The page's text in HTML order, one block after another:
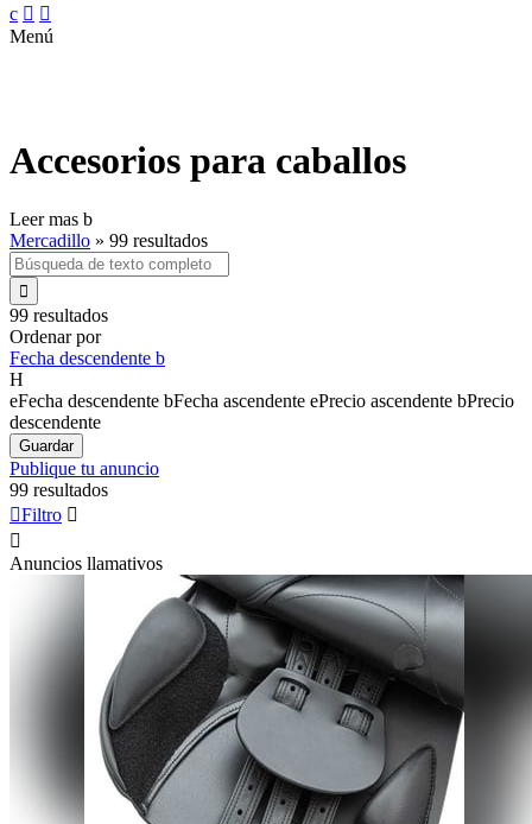
c  
Menú
Accesorios para caballos
Leer mas b
Mercadillo » 99 resultados

99 resultados
Ordenar por
Fecha descendente b
H
eFecha descendente bFecha ascendente ePrecio ascendente bPrecio
descendente
Guardar
Publique tu anuncio
99 resultados
Filtro 

Anuncios llamativos